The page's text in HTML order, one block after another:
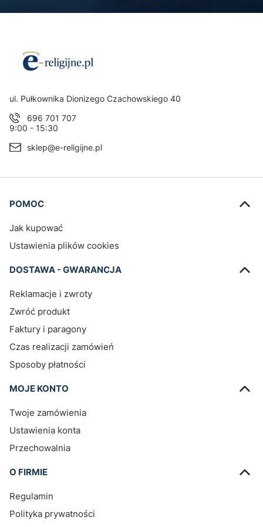
Adres:
ul. Pułkownika Dionizego Czachowskiego 40
696 701 707
9:00 - 15:30
sklep@e-religijne.pl
Linki w stopce
POMOC
Jak kupować
Ustawienia plików cookies
DOSTAWA - GWARANCJA
Reklamacje i zwroty
Zwróć produkt
Faktury i paragony
Czas realizacji zamówień
Sposoby płatności
MOJE KONTO
Twoje zamówienia
Ustawienia konta
Przechowalnia
O FIRMIE
Regulamin
Polityka prywatności